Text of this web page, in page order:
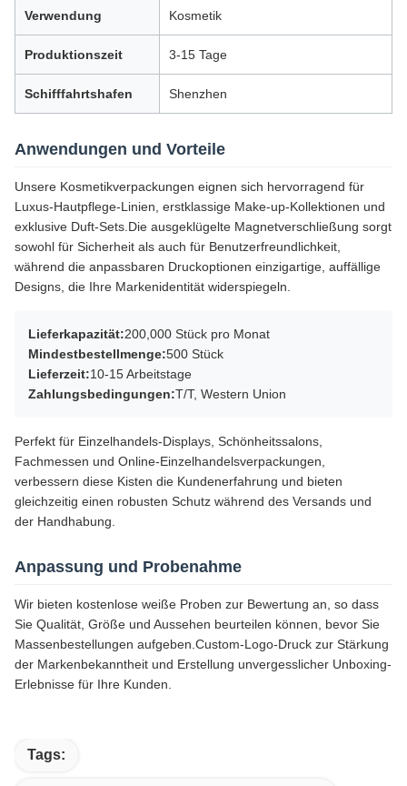
Verwendung Kosmetik
Produktionszeit 3-15 Tage
Schifffahrtshafen Shenzhen
Anwendungen und Vorteile
Unsere Kosmetikverpackungen eignen sich hervorragend für
Luxus-Hautpflege-Linien, erstklassige Make-up-Kollektionen und
exklusive Duft-Sets.Die ausgeklügelte Magnetverschließung sorgt
sowohl für Sicherheit als auch für Benutzerfreundlichkeit,
während die anpassbaren Druckoptionen einzigartige, auffällige
Designs, die Ihre Markenidentität widerspiegeln.
Lieferkapazität:200,000 Stück pro Monat
Mindestbestellmenge:500 Stück
Lieferzeit:10-15 Arbeitstage
Zahlungsbedingungen:T/T, Western Union
Perfekt für Einzelhandels-Displays, Schönheitssalons,
Fachmessen und Online-Einzelhandelsverpackungen,
verbessern diese Kisten die Kundenerfahrung und bieten
gleichzeitig einen robusten Schutz während des Versands und
der Handhabung.
Anpassung und Probenahme
Wir bieten kostenlose weiße Proben zur Bewertung an, so dass
Sie Qualität, Größe und Aussehen beurteilen können, bevor Sie
Massenbestellungen aufgeben.Custom-Logo-Druck zur Stärkung
der Markenbekanntheit und Erstellung unvergesslicher Unboxing-
Erlebnisse für Ihre Kunden.
Tags: